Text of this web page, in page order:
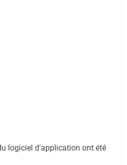
logiciel d'application ont été